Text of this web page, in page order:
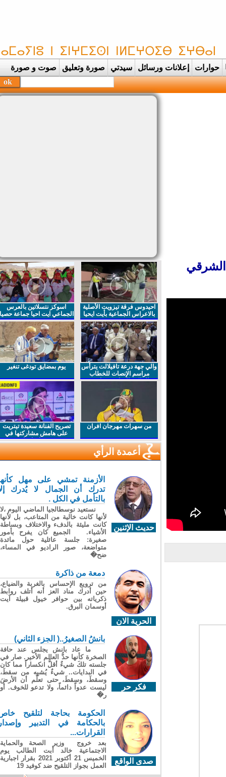
حوارات إعلانات ورسائل سيدتي صورة وتعليق صوت و صورة
احيدوس فرقة تيزويت الأصلية
بالاعراس الجماعية بأيت ايحيا
اسوكز نتسلاتين بالعرس
الجماعي ايت احيا جماعة حصيا
والي جهة درعة تافيلالت يترأس
مراسم الإنصات للخطاب
الملكي السامي بمناسبة
يوم بمضايق تودغى تنغير
من سهرات مهرجان افران
تصريح الفنانة سعيدة تيتريت
على هامش مشاركتها في
مهرجان افران
أعمدة الرأي
حديث الإثنين
الأزمنة تمشي على مهل كأنها
تدرك أن الجمال لا يُدرك إلا
بالتأمل في الكل .
نستعيد نوسطالجيا الماضي اليوم ،لا
لأنها كانت خالية من المتاعب، بل لأنها
كانت مليئة بالدفء والاختلاف وبساطة
الأشياء. الجميع كان يفرح بأمور
صغيرة: جلسة عائلية حول مائدة
متواضعة، صور الراديو في المساء،
ضح�
الحرية الان
دمعة من ذاكرة
من ترويع الإحساس بالغربة والضياع،
حين أدرك مناد العز أنه أتلف روابط
ذكرياته بين حوافر خيول قبيلة آيت
أوسمان البرق.
فكر حر
بانشُ الصغيرُ..( الجزء الثاني)
ما عاد بانش يجلس عند حافة
الصخرة كأنها حدُّ العالم الأخير. صار في
جلسته تلكَ شيءٌ أقلُّ انكساراً مما كان
في البدايات.. شيءٌ يُشبِه من سقطَ،
وسقطَ، وسقطَ، حتى تعلّم أن الأرضَ
ليست عدواً دائماً، ولا تدعو للخوف. أو
ر�
صدى الواقع
الحكومة بحاجة لتلقيح خاص
بالحكامة في التدبير وإصدار
القرارات...
بعد خروج وزير الصحة والحماية
الاجتماعية خالد أبت الطالب يوم
الخميس 21 أكتوبر 2021 بقرار اجبارية
العمل بجواز التلقيح ضد كوفيد 19